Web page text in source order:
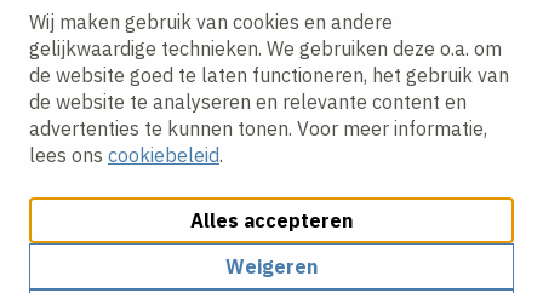
Wij maken gebruik van cookies en andere
gelijkwaardige technieken. We gebruiken deze o.a. om
de website goed te laten functioneren, het gebruik van
de website te analyseren en relevante content en
advertenties te kunnen tonen. Voor meer informatie,
lees ons cookiebeleid.
Alles accepteren
Weigeren
Ik ga akkoord met hetprivacy statement.
Cookies aanpassenCookie beleidPrivacy policy
Algemene inkoopvoorwaarden